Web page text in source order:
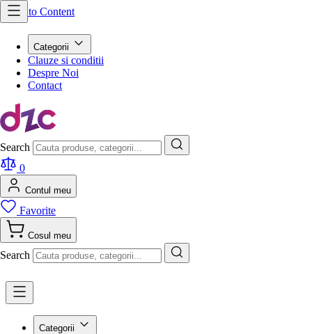
Skip to Content
Categorii
Clauze si conditii
Despre Noi
Contact
Search
0
Contul meu
Favorite
Cosul meu
Search
Categorii